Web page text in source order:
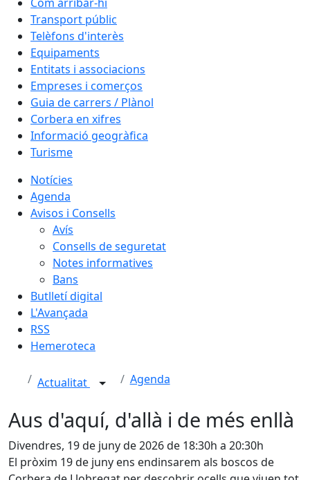
Transport públic
Telèfons d'interès
Equipaments
Entitats i associacions
Empreses i comerços
Guia de carrers / Plànol
Corbera en xifres
Informació geogràfica
Turisme
Notícies
Agenda
Avisos i Consells
Avís
Consells de seguretat
Notes informatives
Bans
Butlletí digital
L'Avançada
RSS
Hemeroteca
Actualitat Agenda
Aus d'aquí, d'allà i de més enllà
Divendres, 19 de juny de 2026 de 18:30h a 20:30h
El pròxim 19 de juny ens endinsarem als boscos de